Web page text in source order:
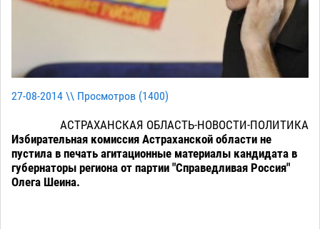
27-08-2014 \\ Просмотров (1400)
АСТРАХАНСКАЯ ОБЛАСТЬ-НОВОСТИ-ПОЛИТИКА
Избирательная комиссия Астраханской области не
пустила в печать агитационные материалы кандидата в
губернаторы региона от партии "Справедливая Россия"
Олега Шеина.